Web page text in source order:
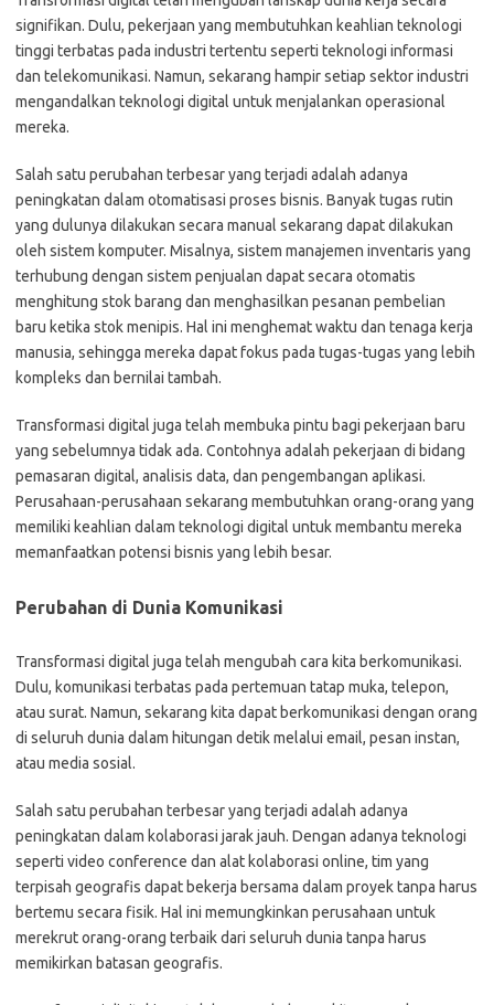
signifikan. Dulu, pekerjaan yang membutuhkan keahlian teknologi
tinggi terbatas pada industri tertentu seperti teknologi informasi
dan telekomunikasi. Namun, sekarang hampir setiap sektor industri
mengandalkan teknologi digital untuk menjalankan operasional
mereka.
Salah satu perubahan terbesar yang terjadi adalah adanya
peningkatan dalam otomatisasi proses bisnis. Banyak tugas rutin
yang dulunya dilakukan secara manual sekarang dapat dilakukan
oleh sistem komputer. Misalnya, sistem manajemen inventaris yang
terhubung dengan sistem penjualan dapat secara otomatis
menghitung stok barang dan menghasilkan pesanan pembelian
baru ketika stok menipis. Hal ini menghemat waktu dan tenaga kerja
manusia, sehingga mereka dapat fokus pada tugas-tugas yang lebih
kompleks dan bernilai tambah.
Transformasi digital juga telah membuka pintu bagi pekerjaan baru
yang sebelumnya tidak ada. Contohnya adalah pekerjaan di bidang
pemasaran digital, analisis data, dan pengembangan aplikasi.
Perusahaan-perusahaan sekarang membutuhkan orang-orang yang
memiliki keahlian dalam teknologi digital untuk membantu mereka
memanfaatkan potensi bisnis yang lebih besar.
Perubahan di Dunia Komunikasi
Transformasi digital juga telah mengubah cara kita berkomunikasi.
Dulu, komunikasi terbatas pada pertemuan tatap muka, telepon,
atau surat. Namun, sekarang kita dapat berkomunikasi dengan orang
di seluruh dunia dalam hitungan detik melalui email, pesan instan,
atau media sosial.
Salah satu perubahan terbesar yang terjadi adalah adanya
peningkatan dalam kolaborasi jarak jauh. Dengan adanya teknologi
seperti video conference dan alat kolaborasi online, tim yang
terpisah geografis dapat bekerja bersama dalam proyek tanpa harus
bertemu secara fisik. Hal ini memungkinkan perusahaan untuk
merekrut orang-orang terbaik dari seluruh dunia tanpa harus
memikirkan batasan geografis.